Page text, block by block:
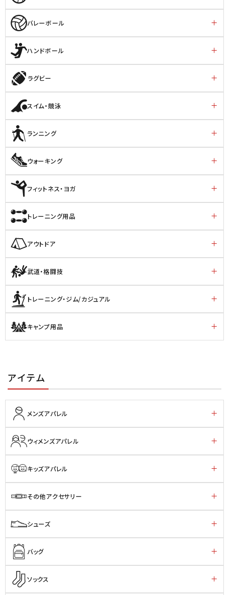
バレーボール
ハンドボール
ラグビー
スイム・競泳
ランニング
ウォーキング
フィットネス・ヨガ
トレーニング用品
アウトドア
武道・格闘技
トレーニング・ジム/カジュアル
キャンプ用品
アイテム
メンズアパレル
ウィメンズアパレル
キッズアパレル
その他アクセサリー
シューズ
バッグ
ソックス